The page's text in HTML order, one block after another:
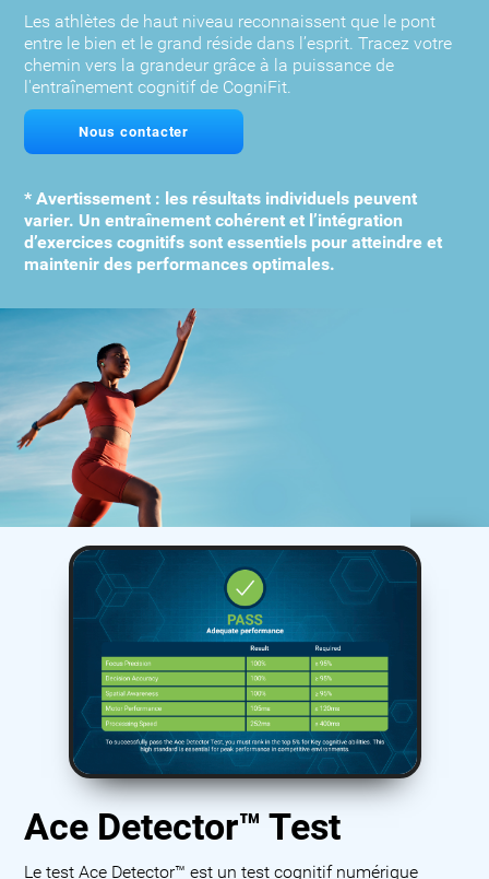
Les athlètes de haut niveau reconnaissent que le pont
entre le bien et le grand réside dans l’esprit. Tracez votre
chemin vers la grandeur grâce à la puissance de
l'entraînement cognitif de CogniFit.
Nous contacter
* Avertissement : les résultats individuels peuvent
varier. Un entraînement cohérent et l’intégration
d’exercices cognitifs sont essentiels pour atteindre et
maintenir des performances optimales.
Ace Detector™ Test
Le test Ace Detector™ est un test cognitif numérique